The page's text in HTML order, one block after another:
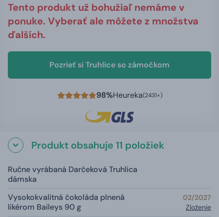
Tento produkt už bohužiaľ nemáme v
ponuke. Vyberať ale môžete z množstva
ďalších.
Pozrieť si Truhlice so zámočkom
98%Heureka(2431×)
Produkt obsahuje 11 položiek
Ručne vyrábaná Darčeková Truhlica
dámska
Vysokokvalitná čokoláda plnená
likérom Baileys 90 g
02/2027
Zloženie